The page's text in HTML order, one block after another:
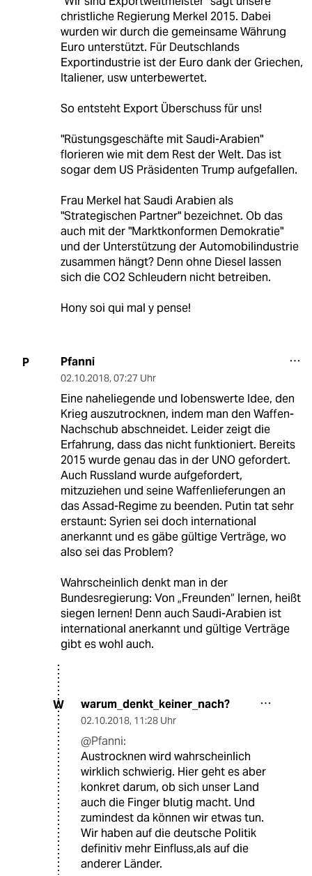
christliche Regierung Merkel 2015. Dabei
wurden wir durch die gemeinsame Währung
Euro unterstützt. Für Deutschlands
Exportindustrie ist der Euro dank der Griechen,
Italiener, usw unterbewertet.
So entsteht Export Überschuss für uns!
"Rüstungsgeschäfte mit Saudi-Arabien"
florieren wie mit dem Rest der Welt. Das ist
sogar dem US Präsidenten Trump aufgefallen.
Frau Merkel hat Saudi Arabien als
"Strategischen Partner" bezeichnet. Ob das
auch mit der "Marktkonformen Demokratie"
und der Unterstützung der Automobilindustrie
zusammen hängt? Denn ohne Diesel lassen
sich die CO2 Schleudern nicht betreiben.
Hony soi qui mal y pense!
P Pfanni
02.10.2018, 07:27 Uhr
Eine naheliegende und lobenswerte Idee, den
Krieg auszutrocknen, indem man den Waffen-
Nachschub abschneidet. Leider zeigt die
Erfahrung, dass das nicht funktioniert. Bereits
2015 wurde genau das in der UNO gefordert.
Auch Russland wurde aufgefordert,
mitzuziehen und seine Waffenlieferungen an
das Assad-Regime zu beenden. Putin tat sehr
erstaunt: Syrien sei doch international
anerkannt und es gäbe gültige Verträge, wo
also sei das Problem?
Wahrscheinlich denkt man in der
Bundesregierung: Von „Freunden“ lernen, heißt
siegen lernen! Denn auch Saudi-Arabien ist
international anerkannt und gültige Verträge
gibt es wohl auch.
W warum_denkt_keiner_nach?
02.10.2018, 11:28 Uhr
@Pfanni:
Austrocknen wird wahrscheinlich
wirklich schwierig. Hier geht es aber
konkret darum, ob sich unser Land
auch die Finger blutig macht. Und
zumindest da können wir etwas tun.
Wir haben auf die deutsche Politik
definitiv mehr Einfluss,als auf die
anderer Länder.